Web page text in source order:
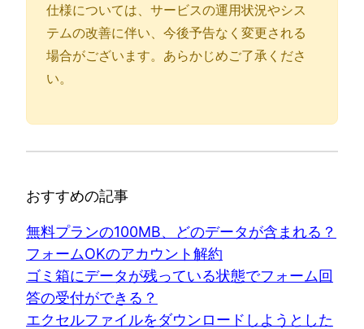
仕様については、サービスの運用状況やシス
テムの改善に伴い、今後予告なく変更される
場合がございます。あらかじめご了承くださ
い。
おすすめの記事
無料プランの100MB、どのデータが含まれる？
フォームOKのアカウント解約
ゴミ箱にデータが残っている状態でフォーム回
答の受付ができる？
エクセルファイルをダウンロードしようとした